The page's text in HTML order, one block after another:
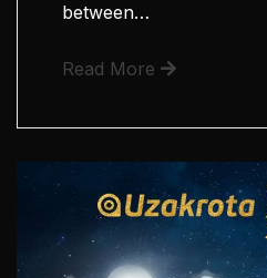
between…
Read More